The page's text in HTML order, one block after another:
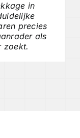
in
precies
als
zoekt.